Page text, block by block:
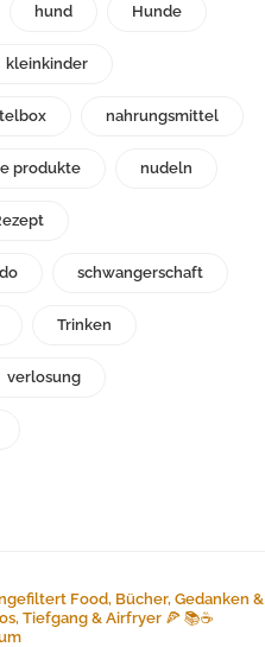
hund Hunde
kleinkinder
nahrungsmittel
produkte nudeln
schwangerschaft
Trinken
verlosung
Food, Bücher, Gedanken &
Tiefgang & Airfryer 🍕 📚☕️